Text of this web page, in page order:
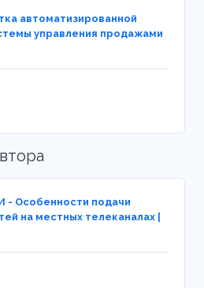
автоматизированной
управления продажами
- Особенности подачи
на местных телеканалах |